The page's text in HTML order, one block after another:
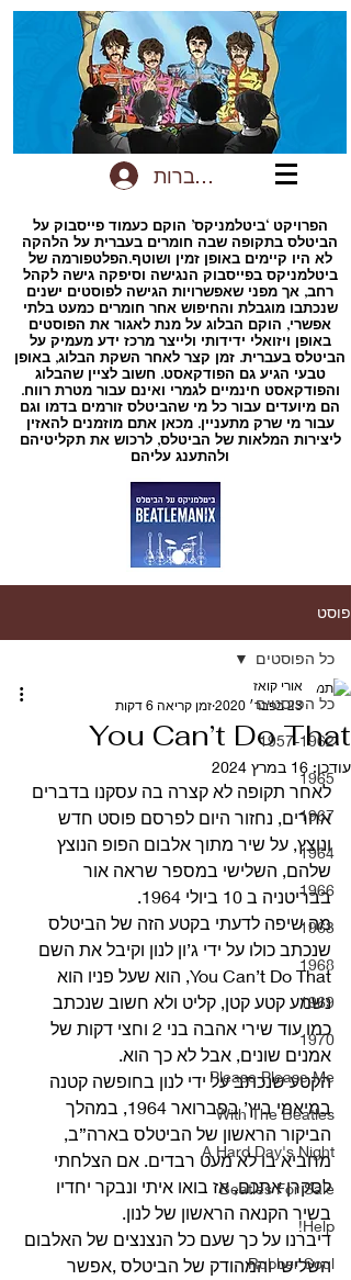
להתחברות
הפרויקט ‘ביטלמניקס’ הוקם כעמוד פייסבוק על
הביטלס בתקופה שבה חומרים בעברית על הלהקה
לא היו קיימים באופן זמין ושוטף.הפלטפורמה של
ביטלמניקס בפייסבוק הנגישה וסיפקה גישה לקהל
רחב, אך מפני שאפשרויות הגישה לפוסטים ישנים
שנכתבו מוגבלת והחיפוש אחר חומרים כמעט בלתי
אפשרי, הוקם הבלוג על מנת לאגור את הפוסטים
באופן ויזואלי ידידותי ולייצר מרכז ידע מעמיק על
הביטלס בעברית. זמן קצר לאחר השקת הבלוג, באופן
טבעי הגיע גם הפודקאסט. חשוב לציין שהבלוג
והפודקאסט חינמיים לגמרי ואינם עבור מטרת רווח.
הם מיועדים עבור כל מי שהביטלס זורמים בדמו וגם
עבור מי שרק מתעניין. מכאן אתם מוזמנים להאזין
ליצירות המלאות של הביטלס, לרכוש את תקליטיהם
ולהתענג עליהם
פוסט
כל הפוסטים
1957-1962
1965
1967
1964
1966
1963
1968
1969
1970
Please Please Me
With The Beatles
A Hard Day's Night
Beatles For Sale
Help!
Rubber Soul
כל הפוסטים
You Can’t Do That
אורי קואז
23 בפבר׳ 2020
זמן קריאה 6 דקות
עודכן: 16 במרץ 2024
לאחר תקופה לא קצרה בה עסקנו בדברים
אחרים, נחזור היום לפרסם פוסט חדש
ונוצץ, על שיר מתוך אלבום הפופ הנוצץ
שלהם, השלישי במספר שראה אור
בבריטניה ב 10 ביולי 1964.
מה שיפה לדעתי בקטע הזה של הביטלס
שנכתב כולו על ידי ג’ון לנון וקיבל את השם
You Can’t Do That, הוא שעל פניו הוא
נשמע קטע קטן, קליט ולא חשוב שנכתב
כמו עוד שירי אהבה בני 2 וחצי דקות של
אמנים שונים, אבל לא כך הוא.
הקטע שנכתב על ידי לנון בחופשה קטנה
במיאמי ביץ’ בפברואר 1964, במהלך
הביקור הראשון של הביטלס בארה”ב,
מחביא בו לא מעט רבדים. אם הצלחתי
לסקרן אתכם, אז בואו איתי ונבקר יחדיו
בשיר הקנאה הראשון של לנון.
דיברנו על כך שעם כל הנצנצים של האלבום
השלישי והמהודק של הביטלס ,אפשר